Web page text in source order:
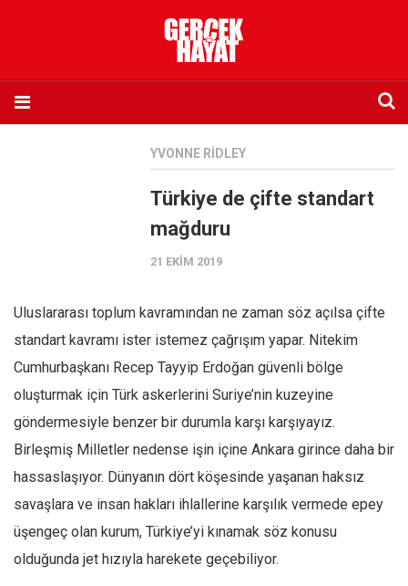
Abone olmak istiyorum
Sosyal Medya
Twitter
Facebook
Instagram
YouTube
Editörden
Yazarlar
YVONNE RIDLEY
Türkiye de çifte standart
mağduru
21 EKIM 2019
Uluslararası toplum kavramından ne zaman söz açılsa çifte
standart kavramı ister istemez çağrışım yapar. Nitekim
Cumhurbaşkanı Recep Tayyip Erdoğan güvenli bölge
oluşturmak için Türk askerlerini Suriye’nin kuzeyine
göndermesiyle benzer bir durumla karşı karşıyayız.
Birleşmiş Milletler nedense işin içine Ankara girince daha bir
hassaslaşıyor. Dünyanın dört köşesinde yaşanan haksız
savaşlara ve insan hakları ihlallerine karşılık vermede epey
üşengeç olan kurum, Türkiye’yi kınamak söz konusu
olduğunda jet hızıyla harekete geçebiliyor.